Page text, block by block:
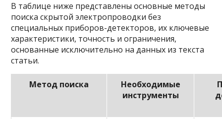
В таблице ниже представлены основные методы
поиска скрытой электропроводки без
специальных приборов-детекторов, их ключевые
характеристики, точность и ограничения,
основанные исключительно на данных из текста
статьи.
Метод поиска
Необходимые
инструменты